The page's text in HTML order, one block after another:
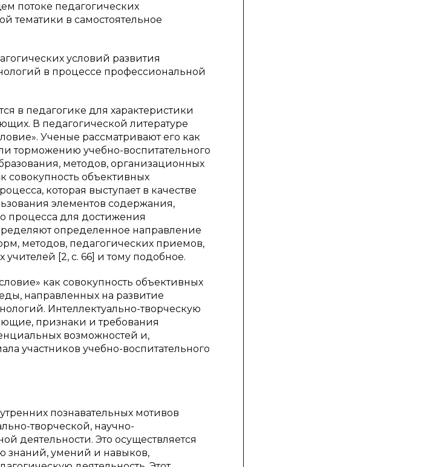
потоке педагогических
тематики в самостоятельное
условий развития
в процессе профессиональной
в педагогике для характеристики
В педагогической литературе
Ученые рассматривают его как
торможению учебно-воспитательного
методов, организационных
совокупность объективных
которая выступает в качестве
элементов содержания,
процесса для достижения
определенное направление
методов, педагогических приемов,
[2, с. 66] и тому подобное.
как совокупность объективных
направленных на развитие
Интеллектуально-творческую
признаки и требования
возможностей и,
участников учебно-воспитательного
познавательных мотивов
творческой, научно-
деятельности. Это осуществляется
знаний, умений и навыков,